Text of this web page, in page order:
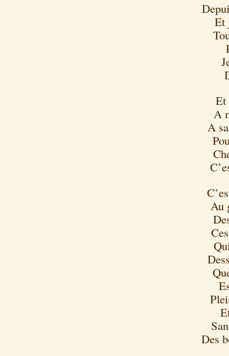
Et
Et
A
A
Au
Des